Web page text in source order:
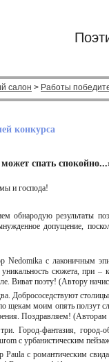
салон > Работы
конкурса
спать
и господа!
обнародую результаты
допущение,
Nedomika с лаконичным
сюжета, при –
Виват поэту! (Автору
Добрососедствуют
щекам моим опять ползут
Поздравляем! (Авторам
Город-фантазия,
с урбанистическим
Paula с романтическим